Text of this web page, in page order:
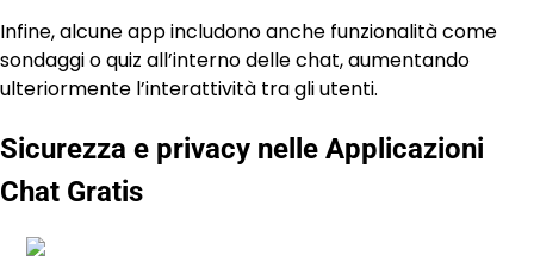
Infine, alcune app includono anche funzionalità come
sondaggi o quiz all’interno delle chat, aumentando
ulteriormente l’interattività tra gli utenti.
Sicurezza e privacy nelle Applicazioni
Chat Gratis